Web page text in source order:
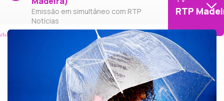
Emissão em simultâneo com RTP
Notícias
RTP